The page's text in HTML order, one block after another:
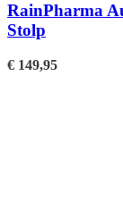
RainPharma
Stolp
€ 149,95